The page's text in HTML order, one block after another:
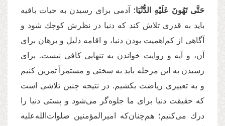
حَتَّى تَهُونَ عَلَیْهِ الدُّنْیَا؛ آدمی برای رسیدن به حیات باقیه
باید به قدری تلاش کند كه دنیا در نظرش كوچك شود و
آگاهی از کم‌اهمیت بودن دنیا، و اقامه دلیل و برهان برای
آن، و آیه و روایت خواندن به تنهایی كافی نیست. برای
رسیدن به این مرحله باید به سختی و مستمراً تمرین كنیم
و به تعبیری ریاضت بکشیم. در نتیجه چنین تلاشی است
كه حقیقت دنیا برای ما جلوه‌گر می‌شود و پستی دنیا را
درك می‌كنیم؛ هم‌‌چنان‌كه امیرالمؤمنین صلوات‌الله‌علیه